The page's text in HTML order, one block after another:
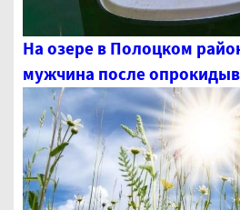
На озере в Полоцком
мужчина после